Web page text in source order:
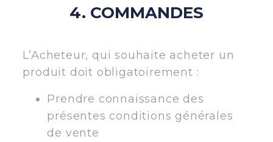
4. COMMANDES
L’Acheteur, qui souhaite acheter un
produit doit obligatoirement :
Prendre connaissance des
présentes conditions générales
de vente